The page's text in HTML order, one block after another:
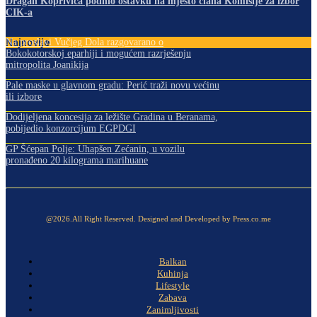
CIK-a
Najnovije
Na proslavi Vučjeg Dola razgovarano o
Bokokotorskoj eparhiji i mogućem razrješenju
mitropolita Joanikija
Pale maske u glavnom gradu: Perić traži novu većinu
ili izbore
Dodijeljena koncesija za ležište Gradina u Beranama,
pobijedio konzorcijum EGPDGI
GP Šćepan Polje: Uhapšen Zećanin, u vozilu
pronađeno 20 kilograma marihuane
@2026.All Right Reserved. Designed and Developed by Press.co.me
Balkan
Kuhinja
Lifestyle
Zabava
Zanimljivosti